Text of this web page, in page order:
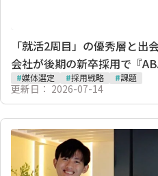
「就活2周目」の優秀層と出
会社が後期の新卒採用で『
#媒体選定 #採用戦略 #課題
更新日： 2026-07-14